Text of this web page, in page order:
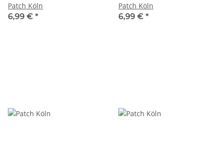
Patch Köln
6,99 € *
Patch Köln
6,99 € *